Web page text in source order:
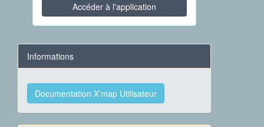
Accéder à l'application
Informations
Documentation X'map Utilisateur